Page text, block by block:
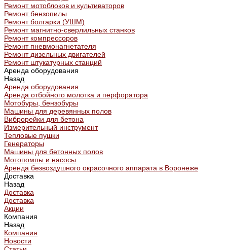
Ремонт мотоблоков и культиваторов
Ремонт бензопилы
Ремонт болгарки (УШМ)
Ремонт магнитно-сверлильных станков
Ремонт компрессоров
Ремонт пневмонагнетателя
Ремонт дизельных двигателей
Ремонт штукатурных станций
Аренда оборудования
Назад
Аренда оборудования
Аренда отбойного молотка и перфоратора
Мотобуры, бензобуры
Машины для деревянных полов
Виброрейки для бетона
Измерительный инструмент
Тепловые пушки
Генераторы
Машины для бетонных полов
Мотопомпы и насосы
Аренда безвоздушного окрасочного аппарата в Воронеже
Доставка
Назад
Доставка
Доставка
Акции
Компания
Назад
Компания
Новости